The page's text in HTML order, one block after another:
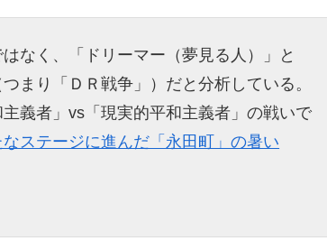
なく、「ドリーマー（夢見る人）」と
まり「ＤＲ戦争」）だと分析している。
義者」vs「現実的平和主義者」の戦いで
ステージに進んだ「永田町」の暑い